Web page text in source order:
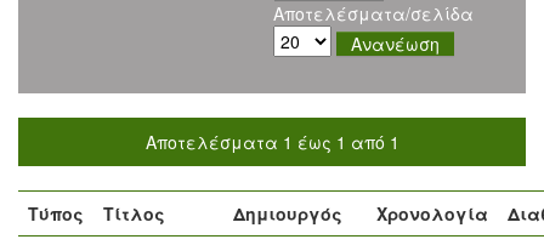
Αποτελέσματα/σελίδα
Αποτελέσματα 1 έως 1 από 1
Τύπος Τίτλος Δημιουργός Χρονολογία